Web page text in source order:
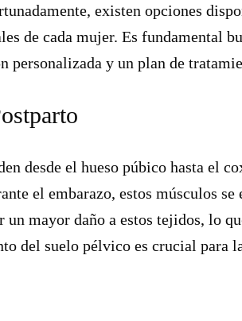
existen opciones
de cada mujer. Es fundamental
y un plan de
desde el hueso púbico hasta el
el embarazo, estos músculos
mayor daño a estos tejidos, lo
del suelo pélvico es crucial para